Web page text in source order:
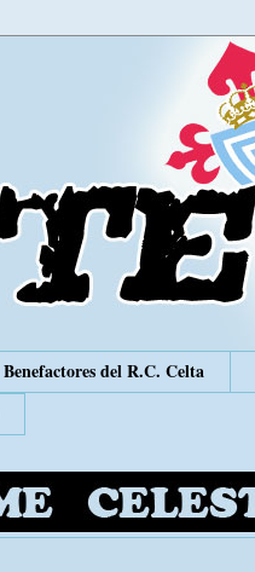
Benefactores del R.C. Celta